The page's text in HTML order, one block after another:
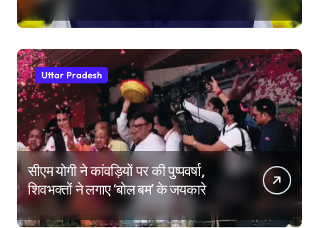
Uttar Pradesh
सीएम योगी ने कांवड़ियों पर की पुष्पवर्षा,
शिवभक्तों ने लगाए ‘बोल बम’ के जयकारे